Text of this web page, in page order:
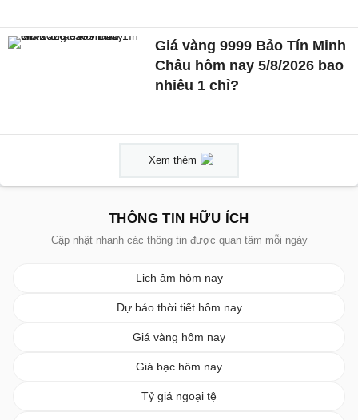
Giá vàng 9999 Bảo Tín Minh
Châu hôm nay 5/8/2026 bao
nhiêu 1 chỉ?
Xem thêm
THÔNG TIN HỮU ÍCH
Cập nhật nhanh các thông tin được quan tâm mỗi ngày
Lịch âm hôm nay
Dự báo thời tiết hôm nay
Giá vàng hôm nay
Giá bạc hôm nay
Tỷ giá ngoại tệ